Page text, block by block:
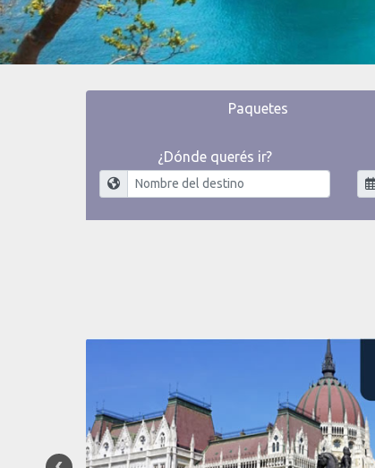
Paquetes
¿Dónde querés ir?